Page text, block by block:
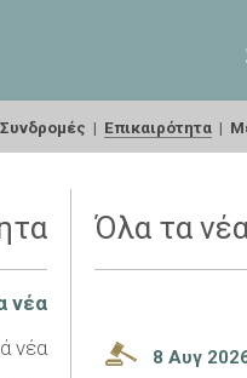
| Επικαιρότητα |
νέα
νέα
Όλα τα
8 Αυγ